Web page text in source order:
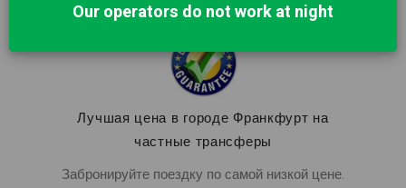
Лучшая цена в городе Франкфурт на
частные трансферы
Забронируйте поездку по самой низкой цене.
Our operators do not work at night